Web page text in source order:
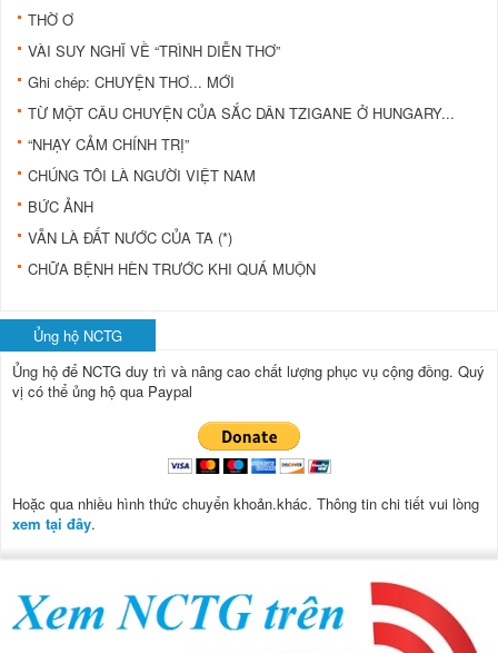
THỜ Ơ
VÀI SUY NGHĨ VỀ “TRÌNH DIỄN THƠ”
Ghi chép: CHUYỆN THƠ... MỚI
TỪ MỘT CÂU CHUYỆN CỦA SẮC DÂN TZIGANE Ở HUNGARY...
“NHẠY CẢM CHÍNH TRỊ”
CHÚNG TÔI LÀ NGƯỜI VIỆT NAM
BỨC ẢNH
VẪN LÀ ĐẤT NƯỚC CỦA TA (*)
CHỮA BỆNH HÈN TRƯỚC KHI QUÁ MUỘN
Ủng hộ NCTG
Ủng hộ để NCTG duy trì và nâng cao chất lượng phục vụ cộng đồng. Quý
vị có thể ủng hộ qua Paypal
Hoặc qua nhiều hình thức chuyển khoản.khác. Thông tin chi tiết vui lòng
xem tại đây.